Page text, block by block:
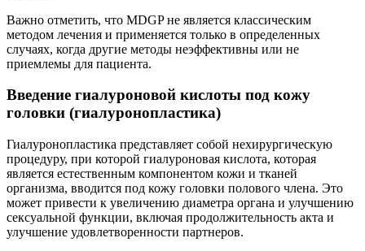
Важно отметить, что MDGP не является классическим
методом лечения и применяется только в определенных
случаях, когда другие методы неэффективны или не
приемлемы для пациента.
Введение гиалуроновой кислоты под кожу
головки (гиалуронопластика)
Гиалуронопластика представляет собой нехирургическую
процедуру, при которой гиалуроновая кислота, которая
является естественным компонентом кожи и тканей
организма, вводится под кожу головки полового члена. Это
может привести к увеличению диаметра органа и улучшению
сексуальной функции, включая продолжительность акта и
улучшение удовлетворенности партнеров.